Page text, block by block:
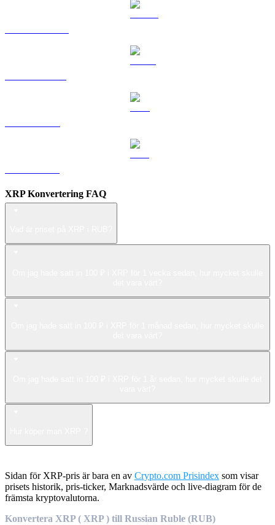
XRP Konvertering FAQ
Sidan för XRP-pris är bara en av Crypto.com Prisindex som visar
prisets historik, pris-ticker, Marknadsvärde och live-diagram för de
främsta kryptovalutorna.
Konvertera XRP ( XRP ) till Russian Ruble (RUB)